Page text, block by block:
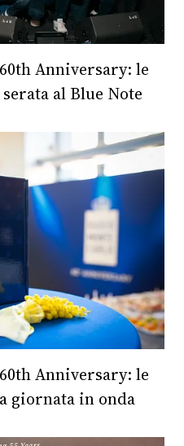
Anniversary: le
al Blue Note
Anniversary: le
giornata in onda